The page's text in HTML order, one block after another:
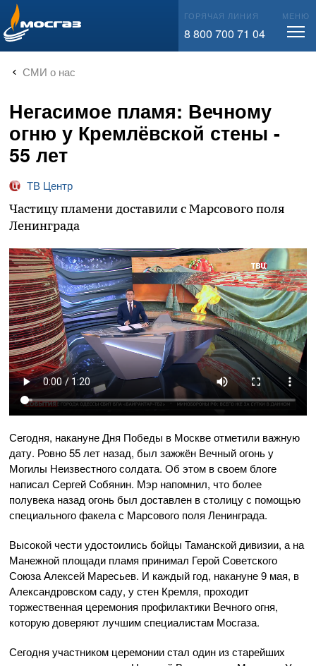
info@mos-gaz.ru ГОРЯЧАЯ ЛИНИЯ
8 800 700 71 04
МЕНЮ
СМИ о нас
Негасимое пламя: Вечному
огню у Кремлёвской стены -
55 лет
ТВ Центр
Частицу пламени доставили с Марсового поля
Ленинграда
Сегодня, накануне Дня Победы в Москве отметили важную
дату. Ровно 55 лет назад, был зажжён Вечный огонь у
Могилы Неизвестного солдата. Об этом в своем блоге
написал Сергей Собянин. Мэр напомнил, что более
полувека назад огонь был доставлен в столицу с помощью
специального факела с Марсового поля Ленинграда.
Высокой чести удостоились бойцы Таманской дивизии, а на
Манежной площади пламя принимал Герой Советского
Союза Алексей Маресьев. И каждый год, накануне 9 мая, в
Александровском саду, у стен Кремля, проходит
торжественная церемония профилактики Вечного огня,
которую доверяют лучшим специалистам Мосгаза.
Сегодня участником церемонии стал один из старейших